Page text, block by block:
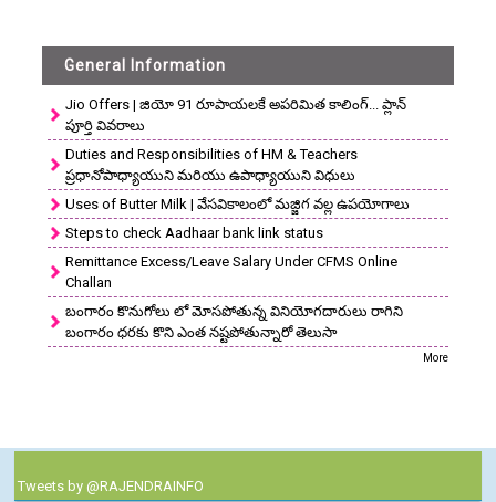
General Information
Jio Offers | జియో 91 రూపాయలకే అపరిమిత కాలింగ్... ప్లాన్
పూర్తి వివరాలు
Duties and Responsibilities of HM & Teachers
ప్రధానోపాధ్యాయుని మరియు ఉపాధ్యాయుని విధులు
Uses of Butter Milk | వేసవికాలంలో మజ్జిగ వల్ల ఉపయోగాలు
Steps to check Aadhaar bank link status
Remittance Excess/Leave Salary Under CFMS Online
Challan
బంగారం కొనుగోలు లో మోసపోతున్న వినియోగదారులు రాగిని
బంగారం ధరకు కొని ఎంత నష్టపోతున్నారో తెలుసా
More
Tweets by @RAJENDRAINFO